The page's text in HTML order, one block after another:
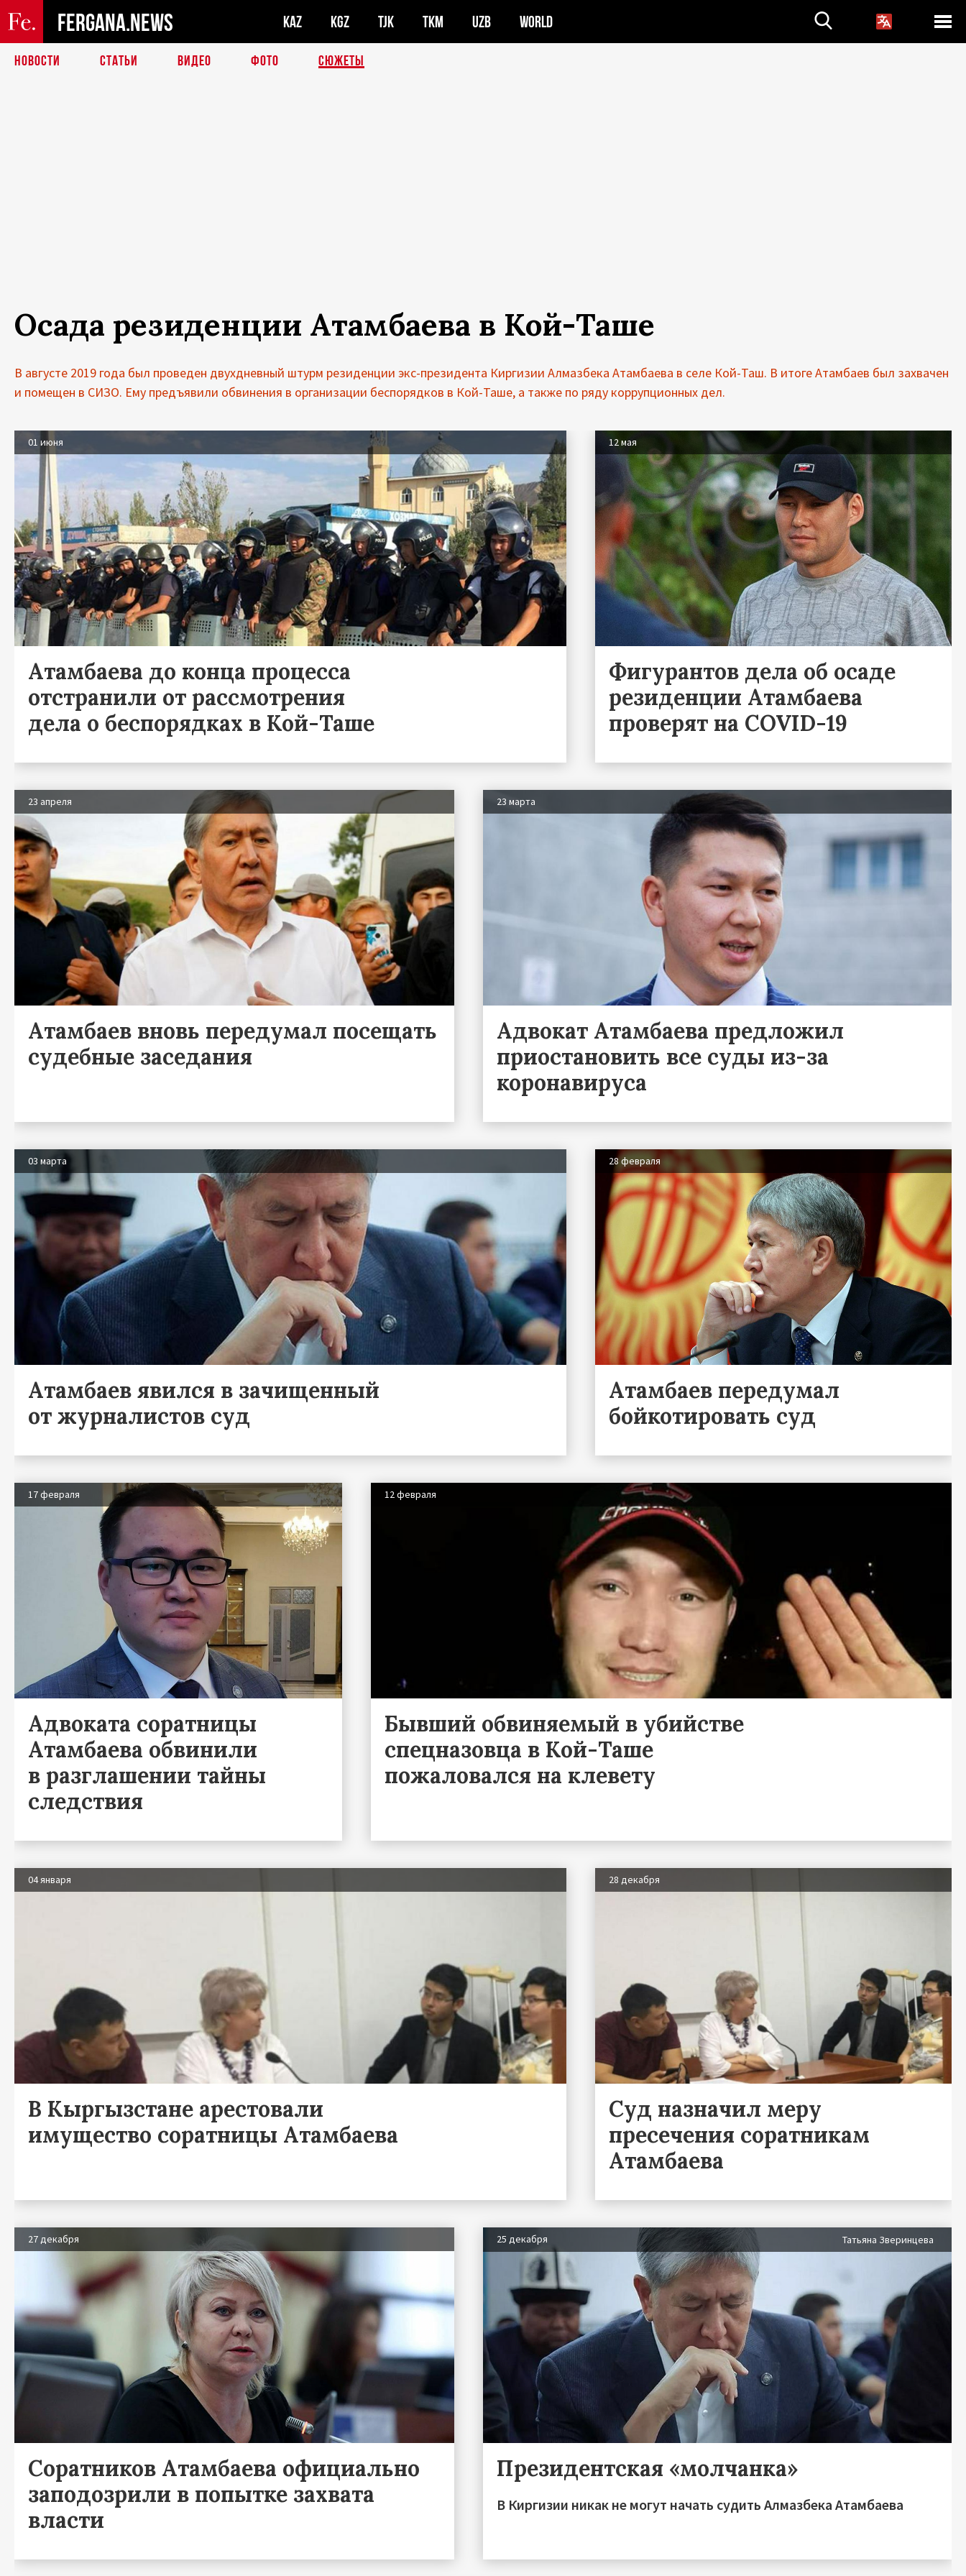
FERGANA.NEWS KAZ KGZ TJK TKM UZB WORLD
НОВОСТИ СТАТЬИ ВИДЕО ФОТО СЮЖЕТЫ
Осада резиденции Атамбаева в Кой-Таше
В августе 2019 года был проведен двухдневный штурм резиденции экс-президента Киргизии Алмазбека Атамбаева в селе Кой-Таш. В итоге Атамбаев был захвачен
и помещен в СИЗО. Ему предъявили обвинения в организации беспорядков в Кой-Таше, а также по ряду коррупционных дел.
01 июня
Атамбаева до конца процесса
отстранили от рассмотрения
дела о беспорядках в Кой-Таше
12 мая
Фигурантов дела об осаде
резиденции Атамбаева
проверят на COVID-19
23 апреля
Атамбаев вновь передумал посещать
судебные заседания
23 марта
Адвокат Атамбаева предложил
приостановить все суды из-за
коронавируса
03 марта
Атамбаев явился в зачищенный
от журналистов суд
28 февраля
Атамбаев передумал
бойкотировать суд
17 февраля
Адвоката соратницы
Атамбаева обвинили
в разглашении тайны
следствия
12 февраля
Бывший обвиняемый в убийстве
спецназовца в Кой-Таше
пожаловался на клевету
04 января
В Кыргызстане арестовали
имущество соратницы Атамбаева
28 декабря
Суд назначил меру
пресечения соратникам
Атамбаева
27 декабря
Соратников Атамбаева официально
заподозрили в попытке захвата
власти
25 декабря Татьяна Зверинцева
Президентская «молчанка»
В Киргизии никак не могут начать судить Алмазбека Атамбаева